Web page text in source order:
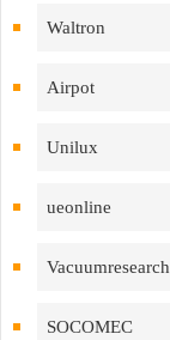
Waltron
Airpot
Unilux
ueonline
Vacuumresearch
SOCOMEC